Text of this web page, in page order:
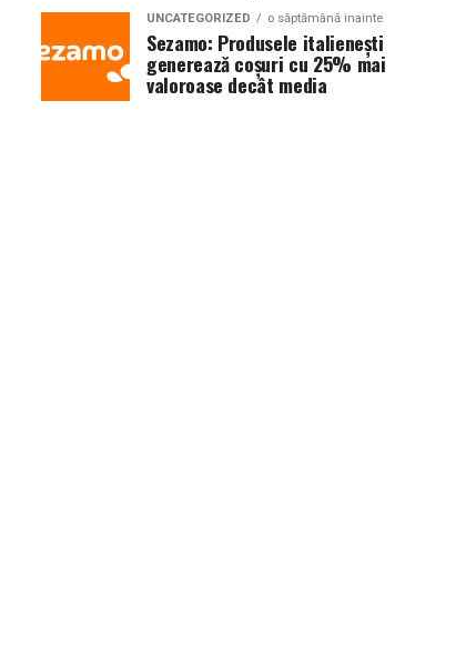
UNCATEGORIZED o săptămână inainte
Sezamo: Produsele italienești
generează coșuri cu 25% mai
valoroase decât media